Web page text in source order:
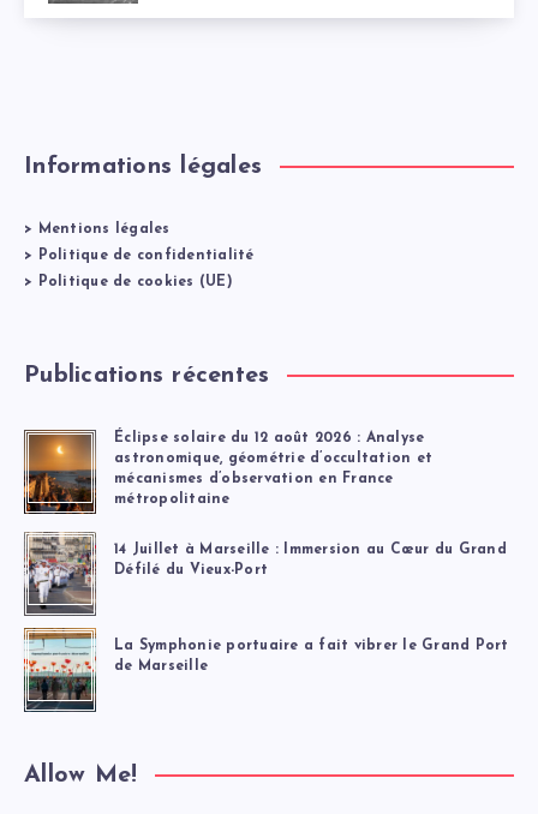
Informations légales
>
Mentions légales
>
Politique de confidentialité
>
Politique de cookies (UE)
Publications récentes
Éclipse solaire du 12 août 2026 : Analyse
astronomique, géométrie d’occultation et
mécanismes d’observation en France
métropolitaine
14 Juillet à Marseille : Immersion au Cœur du Grand
Défilé du Vieux-Port
La Symphonie portuaire a fait vibrer le Grand Port
de Marseille
Allow Me!